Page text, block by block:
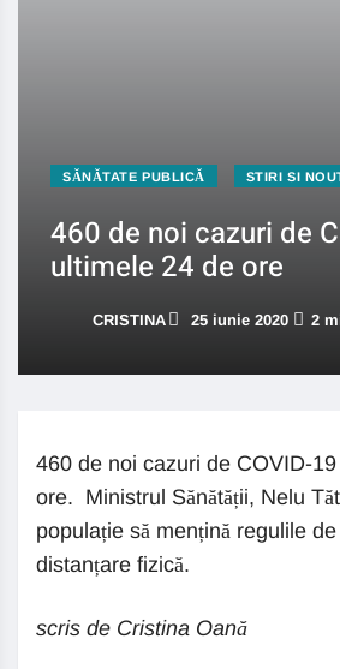
SĂNĂTATE PUBLICĂ STIRI SI
460 de noi cazuri de
ultimele 24 de ore
CRISTINA 25 iunie 2020 2
460 de noi cazuri de COVID-
ore. Ministrul Sănătății, Nelu
populație să mențină regulile
distanțare fizică.
scris de Cristina Oană